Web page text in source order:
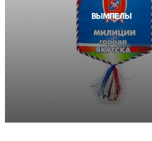
ВЫМПЕЛЫ